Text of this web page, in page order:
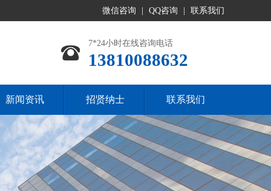
微信咨询 QQ咨询 联系我们
7*24小时在线咨询电话
13810088632
新闻资讯 招贤纳士 联系我们